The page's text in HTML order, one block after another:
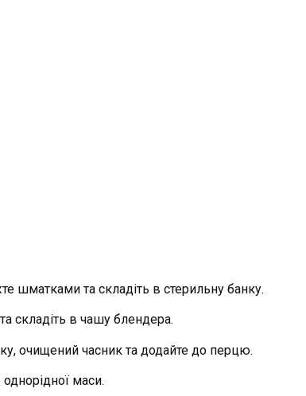
шматками та складіть в стерильну банку.
складіть в чашу блендера.
очищений часник та додайте до перцю.
маси.